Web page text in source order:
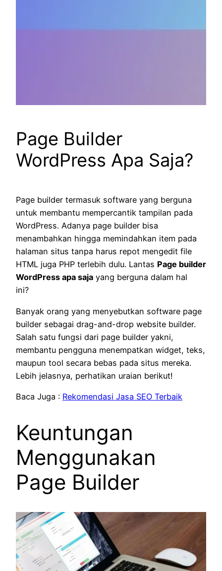
Page Builder
WordPress Apa Saja?
Page builder termasuk software yang berguna
untuk membantu mempercantik tampilan pada
WordPress. Adanya page builder bisa
menambahkan hingga memindahkan item pada
halaman situs tanpa harus repot mengedit file
HTML juga PHP terlebih dulu. Lantas Page builder
WordPress apa saja yang berguna dalam hal
ini?
Banyak orang yang menyebutkan software page
builder sebagai drag-and-drop website builder.
Salah satu fungsi dari page builder yakni,
membantu pengguna menempatkan widget, teks,
maupun tool secara bebas pada situs mereka.
Lebih jelasnya, perhatikan uraian berikut!
Baca Juga : Rekomendasi Jasa SEO Terbaik
Keuntungan
Menggunakan
Page Builder